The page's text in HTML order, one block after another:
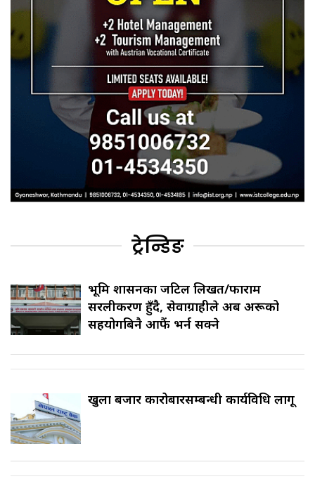
ट्रेन्डिङ
भूमि प्रशासनका जटिल लिखत/फाराम
सरलीकरण हुँदै, सेवाग्राहीले अब अरूको
सहयोगबिनै आफैं भर्न सक्ने
खुला बजार कारोबारसम्बन्धी कार्यविधि लागू